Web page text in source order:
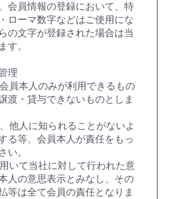
会員情報の登録において、特
ローマ数字などはご使用にな
の文字が登録された場合は当
す。
理
員本人のみが利用できるもの
渡・貸与できないものとしま
他人に知られることがないよ
る等、会員本人が責任をもっ
い。
いて当社に対して行われた意
人の意思表示とみなし、その
等は全て会員の責任となりま